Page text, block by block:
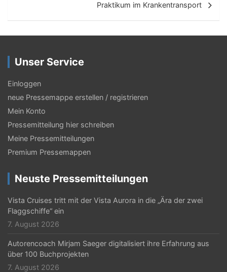
t
r
a
g
s
-
N
a
v
i
g
a
t
i
o
Praktikum im Krankentransport
Unser Service
Einloggen
neue Pressemappe erstellen / registrieren
Mein Konto
Pressemitteilung hier schreiben
Meine Pressemitteilungen
Premium Pressemappen
Neuste Pressemitteilungen
Vista Cruises tritt mit der Vista Aurora in die „Ära der zwei
Flaggschiffe“ ein
7. August 2026
Autorencoach Mirjam Saeger digitalisiert ihre Erfahrung aus
über 100 Buchprojekten
7. August 2026